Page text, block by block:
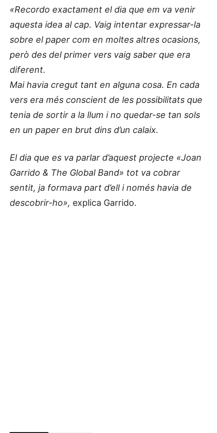
«Recordo exactament el dia que em va venir
aquesta idea al cap. Vaig intentar expressar-la
sobre el paper com en moltes altres ocasions,
però des del primer vers vaig saber que era
diferent.
Mai havia cregut tant en alguna cosa. En cada
vers era més conscient de les possibilitats que
tenia de sortir a la llum i no quedar-se tan sols
en un paper en brut dins d’un calaix.
El dia que es va parlar d’aquest projecte «Joan
Garrido & The Global Band» tot va cobrar
sentit, ja formava part d’ell i només havia de
descobrir-ho», explica Garrido.